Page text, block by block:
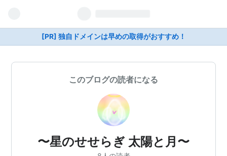
[PR] 独自ドメインは早めの取得がおすすめ！
このブログの読者になる
〜星のせせらぎ 太陽と月〜